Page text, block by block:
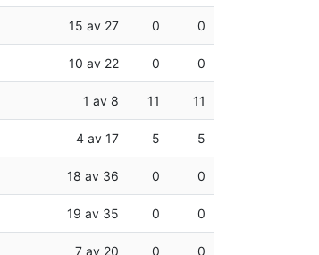
15 av 27 0 0
10 av 22 0 0
1 av 8 11 11
4 av 17 5 5
18 av 36 0 0
19 av 35 0 0
7 av 20 0 0